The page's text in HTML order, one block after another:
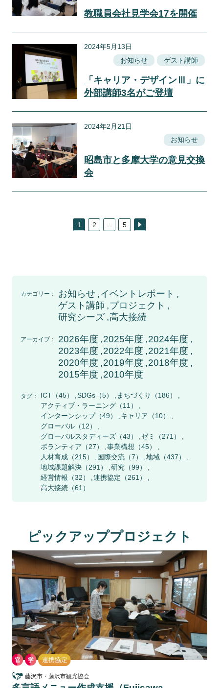
教職員会社見学会17を開催
2024年5月13日
お知らせ
ゲスト講師
「キャリア・デザインⅢ」に
外部講師3名がご登壇
2024年2月21日
お知らせ
昭島市と多摩大学の意見交換
会
1 2 … 5
カテゴリー： お知らせ
イベントレポート
ゲスト講師 プロジェクト
研究シーズ 高大接続
アーカイブ： 2026年度 2025年度 2024年度
2023年度 2022年度 2021年度
2020年度 2019年度 2018年度
2015年度 2010年度
タグ： ICT（45） SDGs（5） まちづくり
（186）
アクティブ・ラーニング（11）
インターンシップ（49） キャリア （10）
グローバル（12）
グローバルスタディーズ（43） ゼミ
（271）
ボランティア （27） 事業構想 （45）
人材育成（215） 国際交流（7） 地域 （437）
地域課題解決（291） 研究（99）
経営情報 （32） 連携協定 （261）
高大接続（61）
ピックアッププロジェクト
藤沢市・藤沢市観光協会